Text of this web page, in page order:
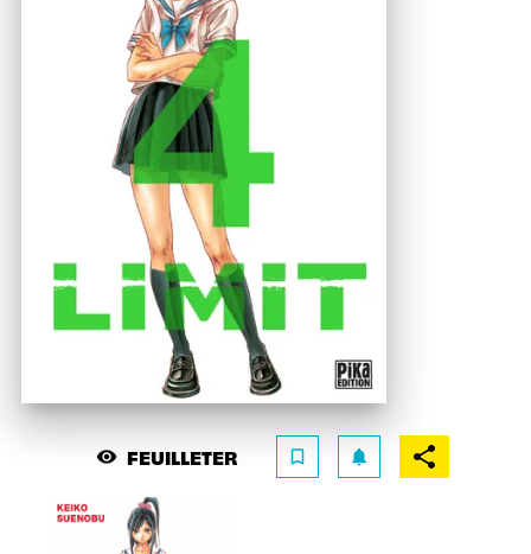
visibility FEUILLETER bookmark_border notifications